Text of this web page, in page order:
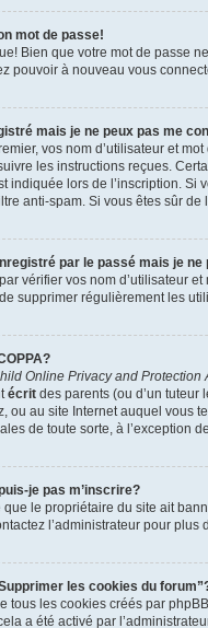
mot de passe!
Bien que votre mot de passe
pouvoir à nouveau vous
mais je ne peux pas me
vos nom d’utilisateur et
les instructions reçues.
indiquée lors de l’inscription. Si
anti-spam. Si vous êtes sûr de
par le passé mais je
vérifier vos nom d’utilisateur
supprimer régulièrement les
Online Privacy and Protection
écrit des parents (ou d’un tuteur
ou au site Internet auquel vous
de toute sorte, à l’exception
je pas m’inscrire?
que le propriétaire du site ait
l’administrateur pour plus
les cookies du
tous les cookies créés par
a été activé par